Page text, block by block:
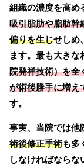
組織の濃度を高め
吸引脂肪や脂肪幹
偏りを生じせしめ
ます。最も大きな
院発祥技術）を全
が術後勝手に増え
す。
事実、当院では他
術後修正手術も多
しなければならな